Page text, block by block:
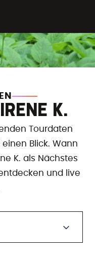
K.
Tourdaten
Blick. Wann
K. als Nächstes
und live